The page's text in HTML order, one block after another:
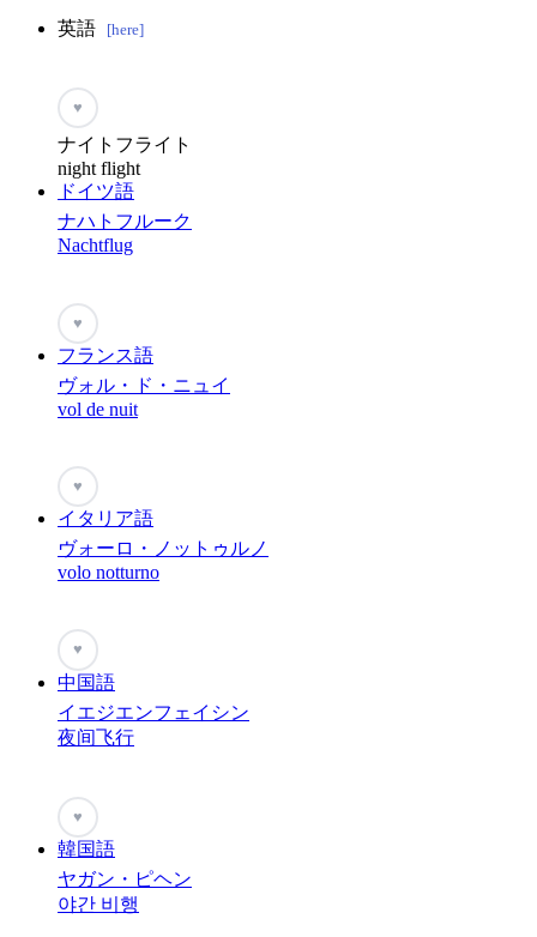
英語 [here]
♥
ナイトフライト
night flight
ドイツ語
ナハトフルーク
Nachtflug
♥
フランス語
ヴォル・ド・ニュイ
vol de nuit
♥
イタリア語
ヴォーロ・ノットゥルノ
volo notturno
♥
中国語
イエジエンフェイシン
夜间飞行
♥
韓国語
ヤガン・ピヘン
야간 비행